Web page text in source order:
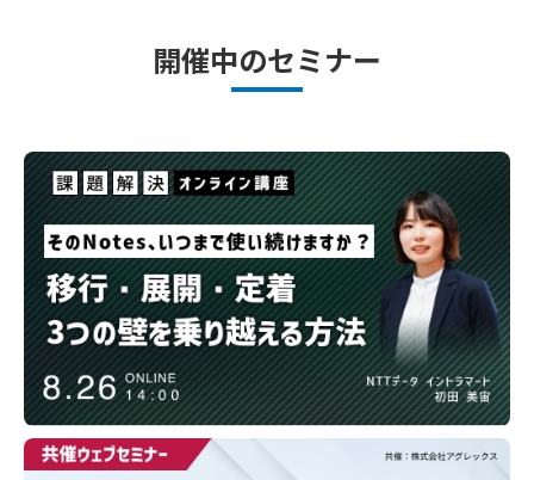
開催中のセミナー